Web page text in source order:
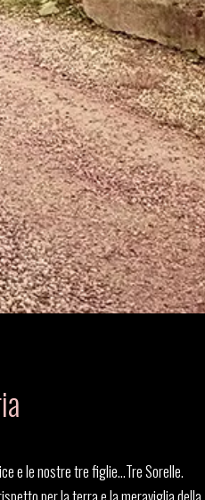
e le nostre tre figlie…Tre Sorelle.